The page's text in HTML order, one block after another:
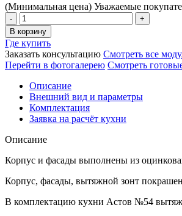
(Минимальная цена) Уважаемые
Мангальный
комплекс
ASTOV
/
АСТОВ
№
54
Количество
В корзину
Где купить
Заказать консультацию Смотреть все
Перейти в фотогалерею Смотреть
Описание
Внешний вид и параметры
Комплектация
Заявка на расчёт кухни
Описание
Корпус и фасады выполнены из
Корпус, фасады, вытяжной зонт
В комплектацию кухни Астов №54